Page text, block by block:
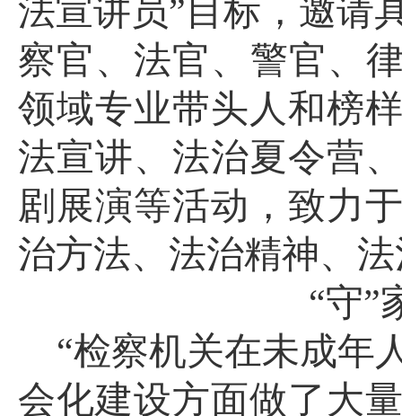
法宣讲员”目标，邀请
察官、法官、警官、
领域专业带头人和榜
法宣讲、法治夏令营
剧展演等活动，致力
治方法、法治精神、
“守”
“检察机关在未成年
会化建设方面做了大